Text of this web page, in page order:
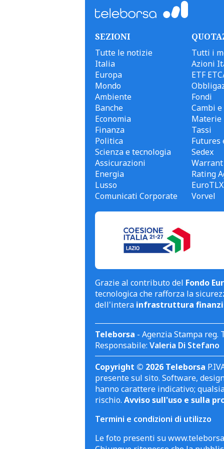
SEZIONI
Tutte le notizie
Italia
Europa
Mondo
Ambiente
Banche
Economia
Finanza
Politica
Scienza e tecnologia
Assicurazioni
Energia
Lusso
Comunicati Corporate
Tutti i
Azioni
ETF
Fondi
Cambi
Materie
Tassi
Futures
Sedex
Warrant
Rating
EuroTLX
Vorvel
Grazie al contributo del Fondo
tecnologica che rafforza la
dell'intera infrastruttura
Teleborsa - Agenzia Stampa
Responsabile: Valeria Di Stefano
Copyright © 2026 Teleborsa
presente sul sito. Software,
hanno carattere indicativo;
rischio. Avviso sull'uso e sulla
Termini e condizioni di utilizzo
Le foto presenti su